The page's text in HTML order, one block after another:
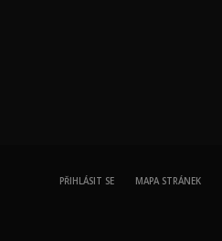
PŘIHLÁSIT SE MAPA STRÁNEK